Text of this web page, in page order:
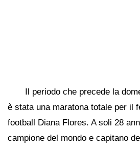
Il periodo che precede la
è stata una maratona totale per il
football Diana Flores. A soli 28
campione del mondo e capitano